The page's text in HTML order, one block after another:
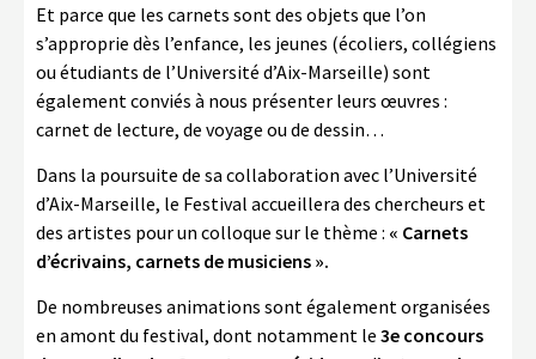
Et parce que les carnets sont des objets que l’on
s’approprie dès l’enfance, les jeunes (écoliers, collégiens
ou étudiants de l’Université d’Aix-Marseille) sont
également conviés à nous présenter leurs œuvres :
carnet de lecture, de voyage ou de dessin…
Dans la poursuite de sa collaboration avec l’Université
d’Aix-Marseille, le Festival accueillera des chercheurs et
des artistes pour un colloque sur le thème : « Carnets
d’écrivains, carnets de musiciens ».
De nombreuses animations sont également organisées
en amont du festival, dont notamment le 3e concours